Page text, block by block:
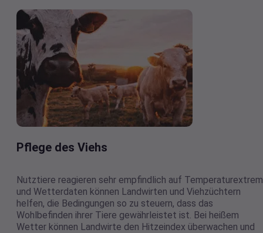
Pflege des Viehs
Nutztiere reagieren sehr empfindlich auf
und Wetterdaten können Landwirten und Viehzüchtern
helfen, die Bedingungen so zu steuern, dass das
Wohlbefinden ihrer Tiere gewährleistet ist. Bei heißem
Wetter können Landwirte den Hitzeindex überwachen und